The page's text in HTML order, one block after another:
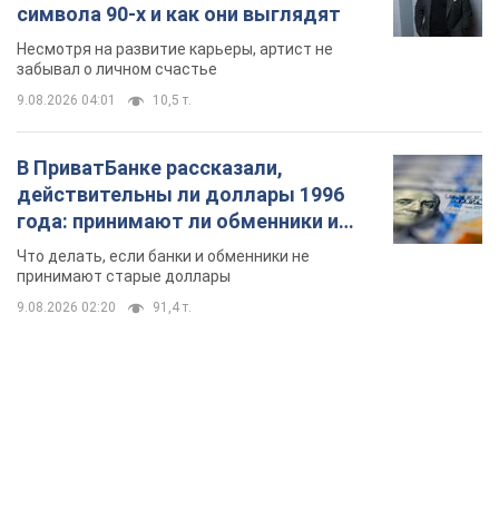
символа 90-х и как они выглядят
Несмотря на развитие карьеры, артист не
забывал о личном счастье
9.08.2026 04:01 10,5 т.
В ПриватБанке рассказали,
действительны ли доллары 1996
года: принимают ли обменники и
банки такие купюры
Что делать, если банки и обменники не
принимают старые доллары
9.08.2026 02:20 91,4 т.